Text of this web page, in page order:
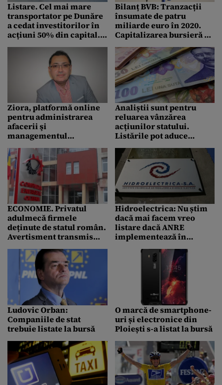
Listare. Cel mai mare
transportator pe Dunăre
a cedat investitorilor în
acțiuni 50% din capital.
inițială din ultimii trei
ani pe bursa de la
Bilanț BVB: Tranzacții
însumate de patru
miliarde euro în 2020.
Capitalizarea bursieră se
Ziora, platformă online
pentru administrarea
afacerii şi
managementul
listează pe SeedBlink
Analiștii sunt pentru
reluarea vânzărea
acțiunilor statului.
Listările pot aduce
buget
ECONOMIE. Privatul
adulmecă firmele
deținute de statul român.
Avertisment transmis
Hidroelectrica: Nu știm
dacă mai facem vreo
listare dacă ANRE
implementează în
Ludovic Orban:
Companiile de stat
trebuie listate la bursă
O marcă de smartphone-
uri și electronice din
Ploiești s-a listat la bursă